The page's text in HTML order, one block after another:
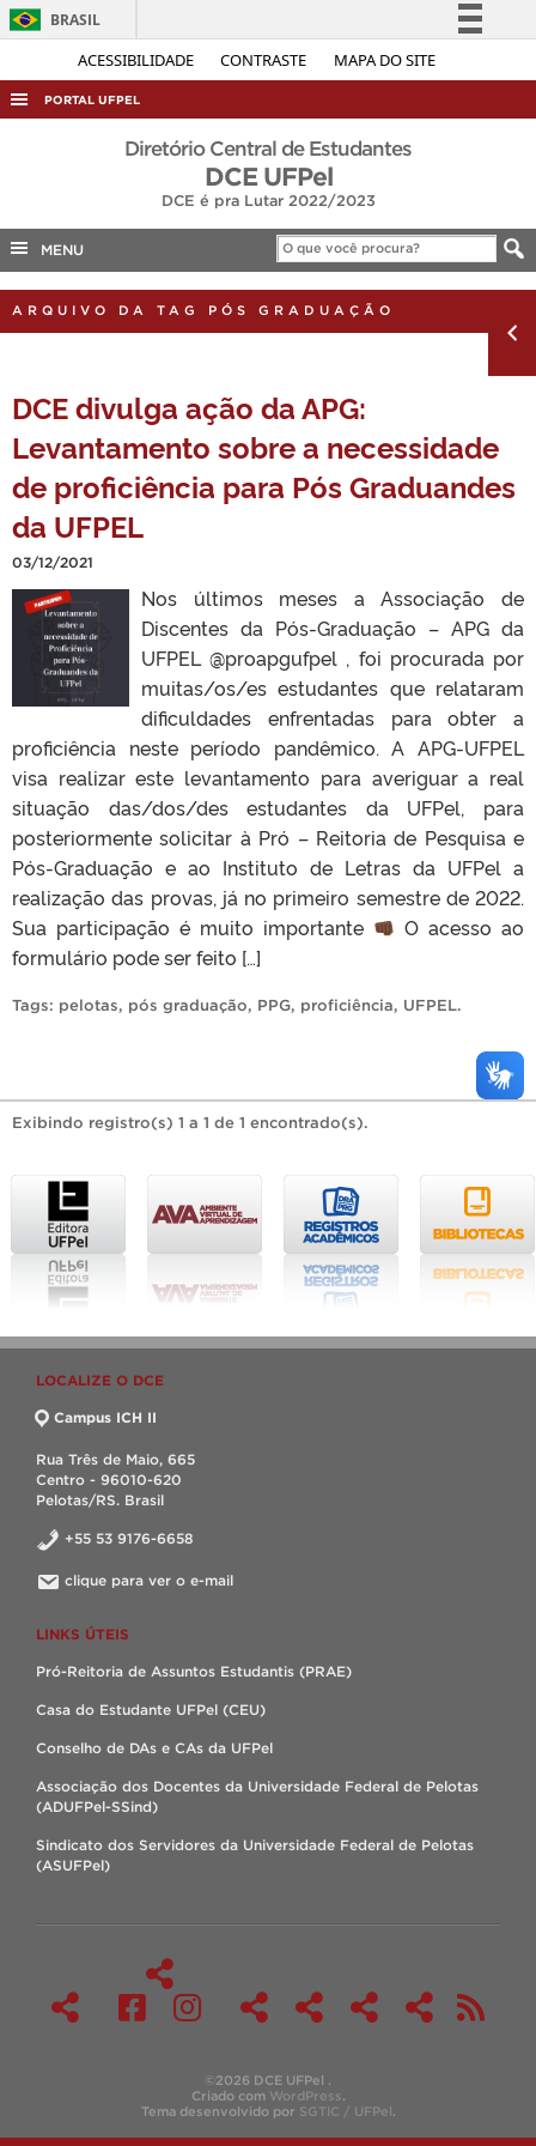
ACESSIBILIDADE CONTRASTE MAPA DO SITE
BRASIL
Simplifique!
Acesso à informação
Legislação
Canais
PORTAL UFPEL
ACESSO À INFORMAÇÃO
EDITAIS
Diretório Central de Estudantes
DCE UFPel
DCE é pra Lutar 2022/2023
MENU
ARQUIVO DA TAG PÓS GRADUAÇÃO
DCE divulga ação da APG:
Levantamento sobre a necessidade
de proficiência para Pós Graduandes
da UFPEL
03/12/2021
Nos últimos meses a Associação de
Discentes da Pós-Graduação – APG da
UFPEL @proapgufpel , foi procurada por
muitas/os/es estudantes que relataram
dificuldades enfrentadas para obter a
proficiência neste período pandêmico. A APG-UFPEL
visa realizar este levantamento para averiguar a real
situação das/dos/des estudantes da UFPel, para
posteriormente solicitar à Pró – Reitoria de Pesquisa e
Pós-Graduação e ao Instituto de Letras da UFPel a
realização das provas, já no primeiro semestre de 2022.
Sua participação é muito importante
O acesso ao
formulário pode ser feito […]
Tags: pelotas, pós graduação, PPG, proficiência, UFPEL.
Exibindo registro(s) 1 a 1 de 1 encontrado(s).
LOCALIZE O DCE
Campus ICH II
Rua Três de Maio, 665
Centro - 96010-620
Pelotas/RS. Brasil
+55 53 9176-6658
clique para ver o e-mail
LINKS ÚTEIS
Pró-Reitoria de Assuntos Estudantis (PRAE)
Casa do Estudante UFPel (CEU)
Conselho de DAs e CAs da UFPel
Associação dos Docentes da Universidade Federal de Pelotas
(ADUFPel-SSind)
Sindicato dos Servidores da Universidade Federal de Pelotas
(ASUFPel)
©2026 DCE UFPel .
Criado com WordPress.
Tema desenvolvido por SGTIC / UFPel.